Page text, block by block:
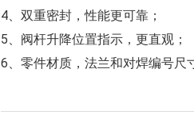
4、双重密封，性能更可靠；
5、阀杆升降位置指示，更直观；
6、零件材质，法兰和对焊编号尺